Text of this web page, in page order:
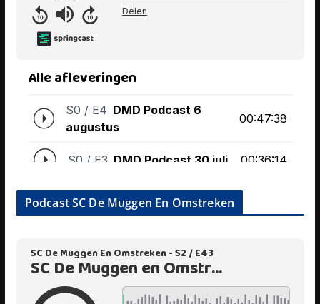
Podcast SC De Muggen En Omstreken